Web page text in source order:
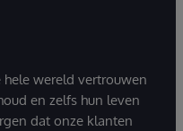
wereld vertrouwen
en zelfs hun leven
dat onze klanten